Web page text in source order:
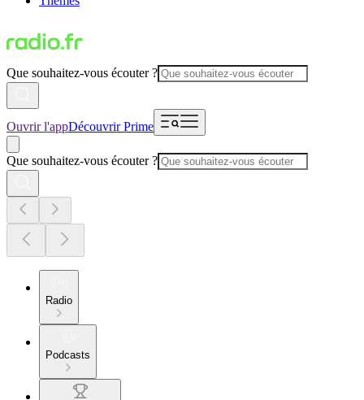
Que souhaitez-vous écouter ?
Ouvrir l'appDécouvrir Prime
Que souhaitez-vous écouter ?
Radio
Podcasts